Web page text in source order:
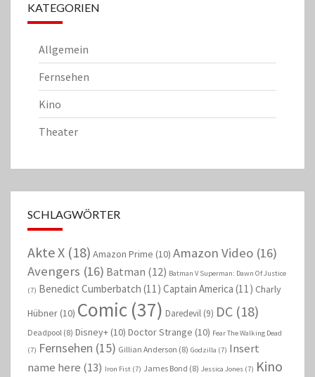
KATEGORIEN
Allgemein
Fernsehen
Kino
Theater
SCHLAGWÖRTER
Akte X (18) Amazon Prime (10) Amazon Video (16)
Avengers (16) Batman (12) Batman V Superman: Dawn Of Justice
(7) Benedict Cumberbatch (11) Captain America (11) Charly
Hübner (10) Comic (37) Daredevil (9) DC (18)
Deadpool (8) Disney+ (10) Doctor Strange (10) Fear The Walking Dead
(7) Fernsehen (15) Gillian Anderson (8) Godzilla (7) Insert
name here (13) Iron Fist (7) James Bond (8) Jessica Jones (7) Kino